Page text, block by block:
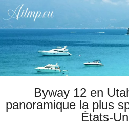
Byway 12 en
panoramique la plus
États-